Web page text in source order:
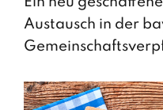
Austausch in der